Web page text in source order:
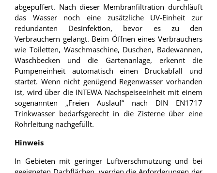
abgepuffert. Nach dieser Membranfiltration durchläuft
das Wasser noch eine zusätzliche UV-Einheit zur
redundanten Desinfektion, bevor es zu den
Verbrauchern gelangt. Beim Öffnen eines Verbrauchers
wie Toiletten, Waschmaschine, Duschen, Badewannen,
Waschbecken und die Gartenanlage, erkennt die
Pumpeneinheit automatisch einen Druckabfall und
startet. Wenn nicht genügend Regenwasser vorhanden
ist, wird über die INTEWA Nachspeiseeinheit mit einem
sogenannten „Freien Auslauf“ nach DIN EN1717
Trinkwasser bedarfsgerecht in die Zisterne über eine
Rohrleitung nachgefüllt.
Hinweis
In Gebieten mit geringer Luftverschmutzung und bei